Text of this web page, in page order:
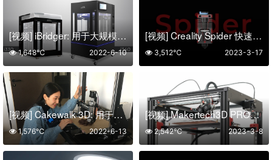
[视频] iBridger: 用于大规模打印的工业 FDM 3D打印机
2022-6-10
1,648℃
[视频] Creality Spider 快速陶瓷热端 高达300°C 支持400mm/s高速打印
2023-3-17
3,512℃
[视频] Cakewalk 3D: 用于您自己的 3D打印机的方便食品挤压机
2022-6-13
1,576℃
[视频] Makertech3D PROFORGE 3.5 CORE-XY 双挤出3D打印机（升级版）
2023-3-8
2,542℃